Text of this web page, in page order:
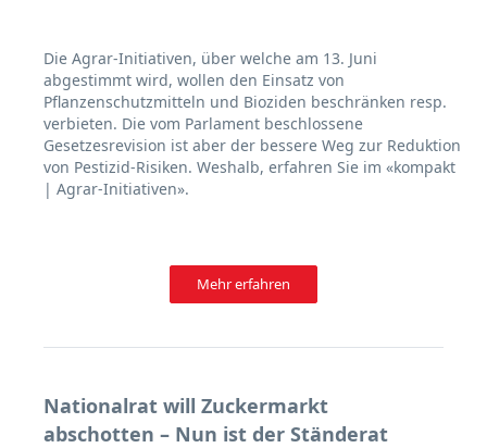
Die Agrar-Initiativen, über welche am 13. Juni
abgestimmt wird, wollen den Einsatz von
Pflanzenschutzmitteln und Bioziden beschränken resp.
verbieten. Die vom Parlament beschlossene
Gesetzesrevision ist aber der bessere Weg zur Reduktion
von Pestizid-Risiken. Weshalb, erfahren Sie im «kompakt
| Agrar-Initiativen».
Mehr erfahren
Nationalrat will Zuckermarkt
abschotten – Nun ist der Ständerat